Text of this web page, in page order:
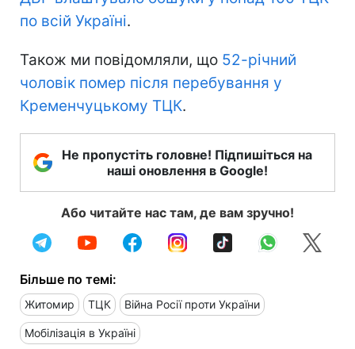
по всій Україні.
Також ми повідомляли, що 52-річний
чоловік помер після перебування у
Кременчуцькому ТЦК.
Не пропустіть головне! Підпишіться на
наші оновлення в Google!
Або читайте нас там, де вам зручно!
Більше по темі:
Житомир ТЦК Війна Росії проти України
Мобілізація в Україні